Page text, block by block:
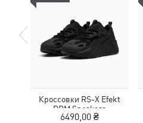
Кроссовки RS-X Efekt
PRM Sneakers
6490,00 ₴